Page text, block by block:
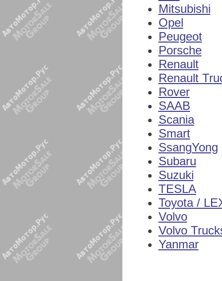
Mitsubishi
Opel
Peugeot
Porsche
Renault
Renault
Rover
SAAB
Scania
Smart
SsangYong
Subaru
Suzuki
TESLA
Toyota /
Volvo
Volvo
Yanmar